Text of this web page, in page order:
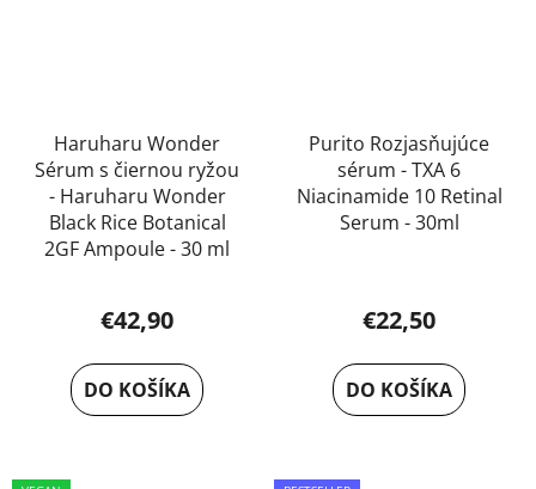
Haruharu Wonder
Sérum s čiernou ryžou
- Haruharu Wonder
Black Rice Botanical
2GF Ampoule - 30 ml
€42,90
DO KOŠÍKA
Purito Rozjasňujúce
sérum - TXA 6
Niacinamide 10 Retinal
Serum - 30ml
€22,50
DO KOŠÍKA